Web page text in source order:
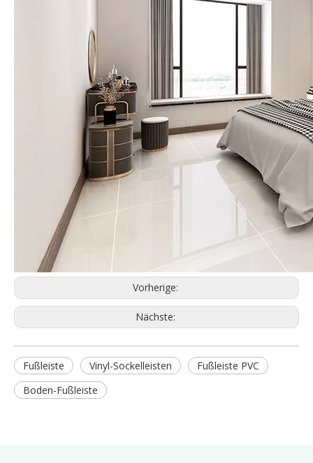
Vorherige:
Nächste:
Fußleiste Vinyl-Sockelleisten
Fußleiste PVC
Boden-Fußleiste